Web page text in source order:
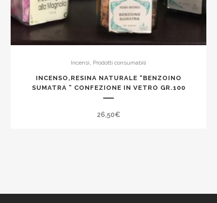
Incensi, Prodotti consumabili
INCENSO,RESINA NATURALE “BENZOINO
SUMATRA ” CONFEZIONE IN VETRO GR.100
26,50€